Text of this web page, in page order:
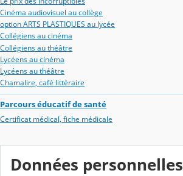
Cinéma audiovisuel au collège
option ARTS PLASTIQUES au lycée
Collégiens au cinéma
Collégiens au théâtre
Lycéens au cinéma
Lycéens au théâtre
Chamalire, café littéraire
Parcours éducatif de santé
Certificat médical, fiche médicale
Données personnelles